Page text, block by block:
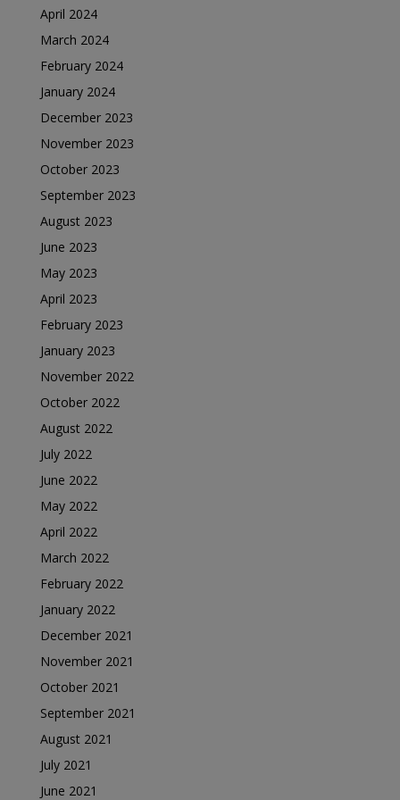
April 2024
March 2024
February 2024
January 2024
December 2023
November 2023
October 2023
September 2023
August 2023
June 2023
May 2023
April 2023
February 2023
January 2023
November 2022
October 2022
August 2022
July 2022
June 2022
May 2022
April 2022
March 2022
February 2022
January 2022
December 2021
November 2021
October 2021
September 2021
August 2021
July 2021
June 2021